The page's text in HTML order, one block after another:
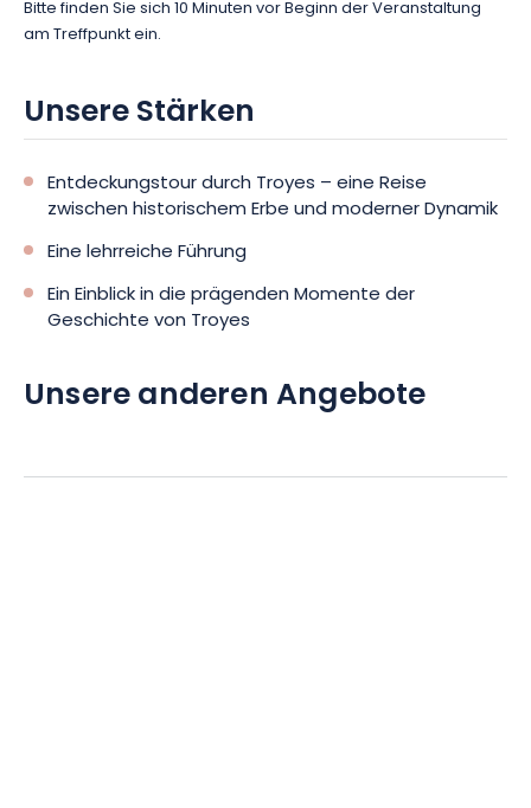
Bitte finden Sie sich 10 Minuten vor Beginn der Veranstaltung
am Treffpunkt ein.
Unsere Stärken
Entdeckungstour durch Troyes – eine Reise
zwischen historischem Erbe und moderner Dynamik
Eine lehrreiche Führung
Ein Einblick in die prägenden Momente der
Geschichte von Troyes
Unsere anderen Angebote